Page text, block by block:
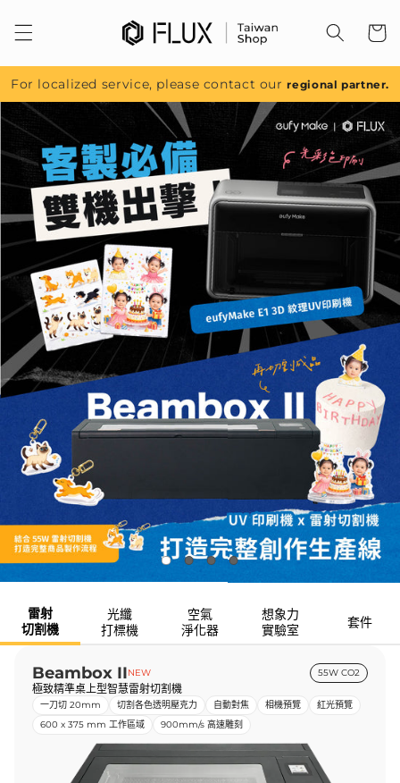
容
For localized service, please contact ourregional partner.
雷射
切割機
光纖
打標機
空氣
淨化器
想象力
實驗室
套件
Beambox IINEW 55W CO2
極致精準桌上型智慧雷射切割機
一刀切 20mm 切割各色透明壓克力 自動對焦 相機預覽
紅光預覽
600 x 375 mm 工作區域
900mm/s 高速雕刻